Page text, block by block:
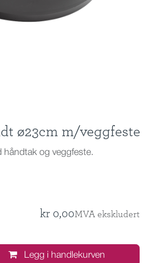
ø23cm m/veggfeste
håndtak og veggfeste.
Legg i handlekurven
kr 0,00MVA ekskludert